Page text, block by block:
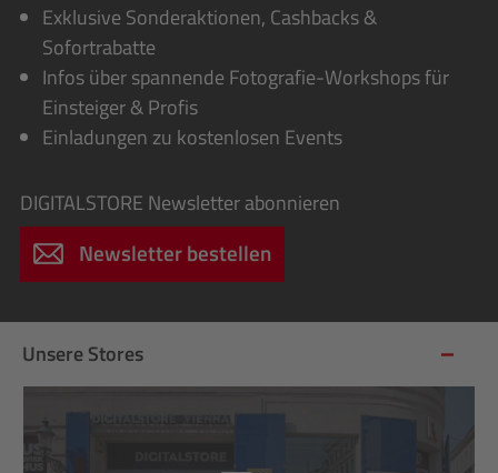
Exklusive Sonderaktionen, Cashbacks &
Sofortrabatte
Infos über spannende Fotografie-Workshops für
Einsteiger & Profis
Einladungen zu kostenlosen Events
DIGITALSTORE Newsletter abonnieren
Newsletter bestellen
Unsere Stores